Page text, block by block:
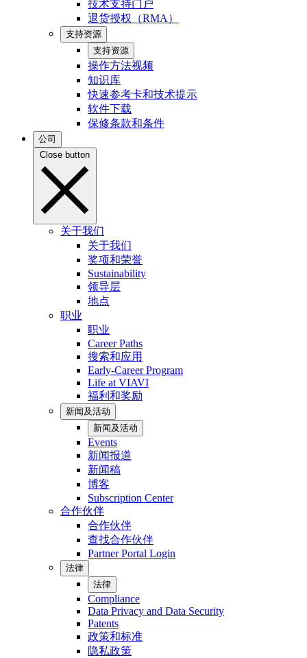
技术支持门户
退货授权（RMA）
支持资源
支持资源
操作方法视频
知识库
快速参考卡和技术提示
软件下载
保修条款和条件
公司
Close button
关于我们
关于我们
奖项和荣誉
Sustainability
领导层
地点
职业
职业
Career Paths
搜索和应用
Early-Career Program
Life at VIAVI
福利和奖励
新闻及活动
新闻及活动
Events
新闻报道
新闻稿
博客
Subscription Center
合作伙伴
合作伙伴
查找合作伙伴
Partner Portal Login
法律
法律
Compliance
Data Privacy and Data Security
Patents
政策和标准
隐私政策